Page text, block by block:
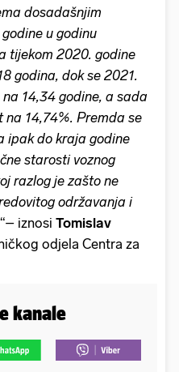
dosadašnjim
u godinu
tijekom 2020. godine
godina, dok se 2021.
14,34 godine, a sada
14,74%. Premda se
ipak do kraja godine
starosti voznog
razlog je zašto ne
održavanja i
“– iznosi Tomislav
odjela Centra za
kanale